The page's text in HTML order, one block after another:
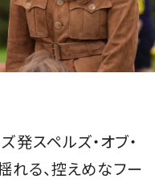
発スペルズ・オブ・
れる、控えめなフー